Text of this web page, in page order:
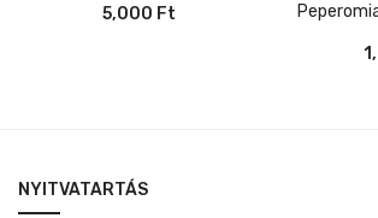
5,000 Ft
NYITVATARTÁS